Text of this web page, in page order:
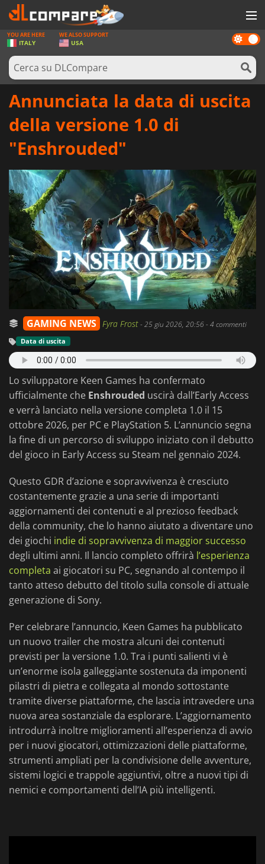
GIOCHI
PREPAGATE
SOFTWARE
ACCEDI O REGISTRATI
Dark
mode
YOU ARE HERE
ITALY
WE ALSO SUPPORT
USA
Annunciata la data di uscita
della versione 1.0 di
"Enshrouded"
GAMING NEWS Fyra Frost-25 giu 2026, 20:56- 4 commenti
Data di uscita
Lo sviluppatore Keen Games ha confermato
ufficialmente che Enshrouded uscirà dall’Early Access
e verrà lanciato nella versione completa 1.0 il 15
ottobre 2026, per PC e PlayStation 5. L’annuncio segna
la fine di un percorso di sviluppo iniziato con il debutto
del gioco in Early Access su Steam nel gennaio 2024.
Questo GDR d’azione e sopravvivenza è cresciuto
costantemente grazie a una serie di importanti
aggiornamenti dei contenuti e al prezioso feedback
della community, che lo hanno aiutato a diventare uno
dei giochi indie di sopravvivenza di maggior successo
degli ultimi anni. Il lancio completo offrirà l’esperienza
completa ai giocatori su PC, segnando al contempo il
tanto atteso debutto del titolo sulla console di attuale
generazione di Sony.
Per celebrare l’annuncio, Keen Games ha pubblicato
un nuovo trailer che mostra alcuni dei contenuti
previsti per la versione 1.0. Tra i punti salienti vi è
un’enorme isola galleggiante sostenuta da imponenti
pilastri di pietra e collegata al mondo sottostante
tramite diverse piattaforme, che lascia intravedere una
nuova area sostanziale da esplorare. L’aggiornamento
introdurrà inoltre miglioramenti all’esperienza di avvio
per i nuovi giocatori, ottimizzazioni delle piattaforme,
strumenti ampliati per la condivisione delle avventure,
sistemi logici e trappole aggiuntivi, oltre a nuovi tipi di
nemici e comportamenti dell’IA più intelligenti.